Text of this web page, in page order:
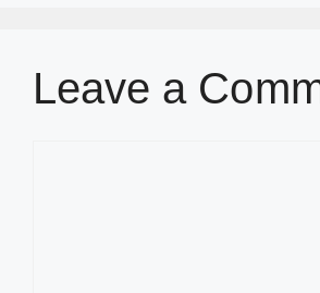
Leave a